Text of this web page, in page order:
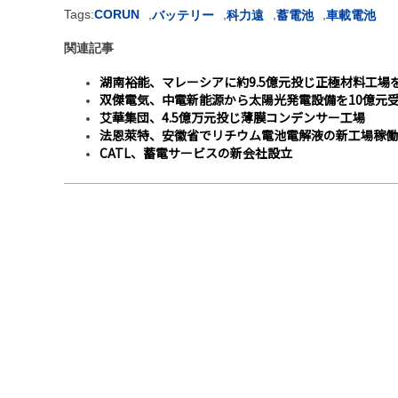
Tags:CORUN バッテリー 科力遠 蓄電池 車載電池
関連記事
湖南裕能、マレーシアに約9.5億元投じ正極材料工場
双傑電気、中電新能源から太陽光発電設備を10億元
艾華集団、4.5億万元投じ薄膜コンデンサー工場
法恩萊特、安徽省でリチウム電池電解液の新工場稼
CATL、蓄電サービスの新会社設立